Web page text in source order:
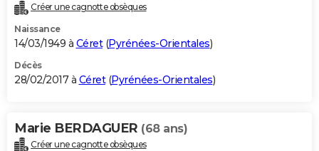
Créer une cagnotte obsèques
Naissance
14/03/1949 à Céret(Pyrénées-Orientales)
Décès
28/02/2017 à Céret(Pyrénées-Orientales)
Marie BERDAGUER (68 ans)
Créer une cagnotte obsèques